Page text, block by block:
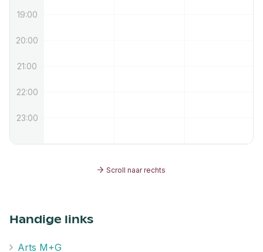
19:00
20:00
21:00
22:00
23:00
Scroll naar rechts
Handige links
Arts M+G